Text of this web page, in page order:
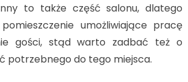
to także część salonu, dlatego
umożliwiające pracę
gości, stąd warto zadbać też o
potrzebnego do tego miejsca.